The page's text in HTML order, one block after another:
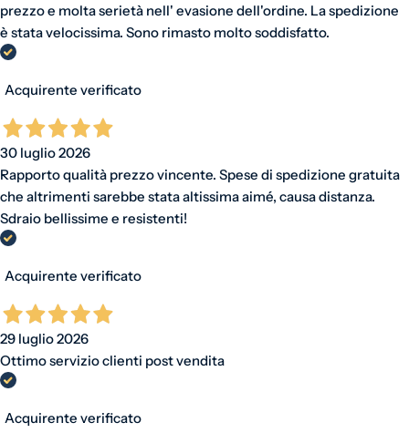
prezzo e molta serietà nell' evasione dell'ordine. La spedizione
è stata velocissima. Sono rimasto molto soddisfatto.
Acquirente verificato
30 luglio 2026
Rapporto qualità prezzo vincente. Spese di spedizione gratuita
che altrimenti sarebbe stata altissima aimé, causa distanza.
Sdraio bellissime e resistenti!
Acquirente verificato
29 luglio 2026
Ottimo servizio clienti post vendita
Acquirente verificato